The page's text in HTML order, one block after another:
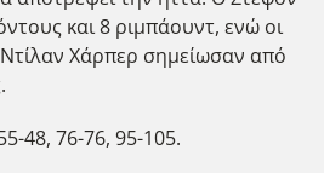
και 8 ριμπάουντ, ενώ οι
Ντίλαν Χάρπερ σημείωσαν από
48, 76-76, 95-105.